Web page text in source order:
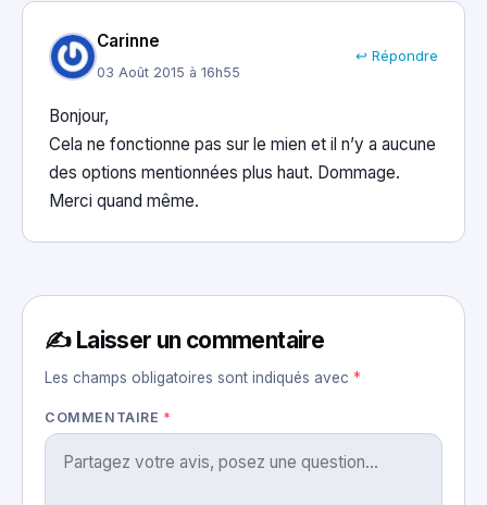
Carinne
03 Août 2015 à 16h55
↩ Répondre
Bonjour,
Cela ne fonctionne pas sur le mien et il n’y a aucune
des options mentionnées plus haut. Dommage.
Merci quand même.
✍️ Laisser un commentaire
Les champs obligatoires sont indiqués avec *
COMMENTAIRE *